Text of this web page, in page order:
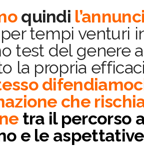
quindi
per tempi venturi
test del genere
la propria
che
tra il percorso
e le